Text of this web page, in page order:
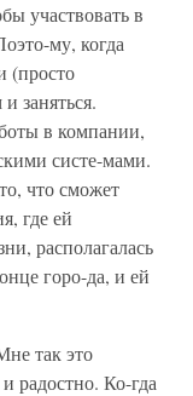
участвовать в
му, когда
(просто
заняться.
в компании,
систе-мами.
что сможет
где ей
располагалась
горо-да, и ей
так это
радостно. Ко-гда